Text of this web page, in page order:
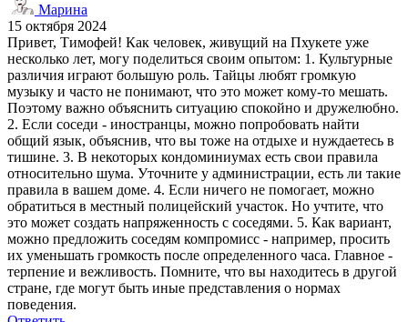
Марина
15 октября 2024
Привет, Тимофей! Как человек, живущий на Пхукете уже
несколько лет, могу поделиться своим опытом: 1. Культурные
различия играют большую роль. Тайцы любят громкую
музыку и часто не понимают, что это может кому-то мешать.
Поэтому важно объяснить ситуацию спокойно и дружелюбно.
2. Если соседи - иностранцы, можно попробовать найти
общий язык, объяснив, что вы тоже на отдыхе и нуждаетесь в
тишине. 3. В некоторых кондоминиумах есть свои правила
относительно шума. Уточните у администрации, есть ли такие
правила в вашем доме. 4. Если ничего не помогает, можно
обратиться в местный полицейский участок. Но учтите, что
это может создать напряженность с соседями. 5. Как вариант,
можно предложить соседям компромисс - например, просить
их уменьшать громкость после определенного часа. Главное -
терпение и вежливость. Помните, что вы находитесь в другой
стране, где могут быть иные представления о нормах
поведения.